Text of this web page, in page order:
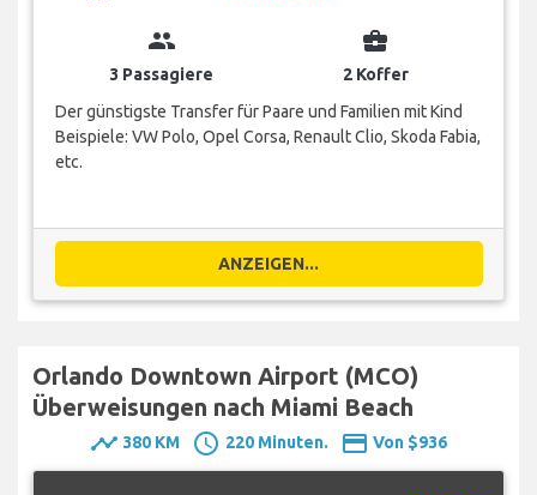
group
3 Passagiere
business_center
2 Koffer
Der günstigste Transfer für Paare und Familien mit Kind
Beispiele: VW Polo, Opel Corsa, Renault Clio, Skoda Fabia,
etc.
ANZEIGEN...
Orlando Downtown Airport (MCO)
Überweisungen nach Miami Beach
timeline 380 KM schedule 220 Minuten. payment Von $936